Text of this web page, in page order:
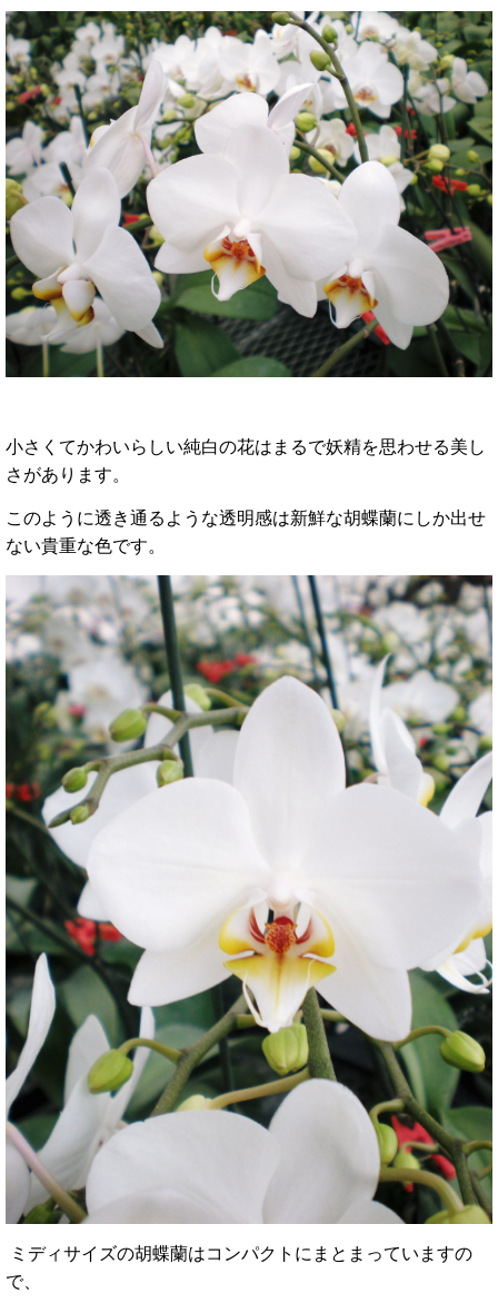
小さくてかわいらしい純白の花はまるで妖精を思わせる美し
さがあります。
このように透き通るような透明感は新鮮な胡蝶蘭にしか出せ
ない貴重な色です。
ミディサイズの胡蝶蘭はコンパクトにまとまっていますの
で、